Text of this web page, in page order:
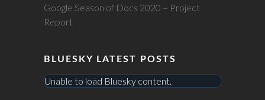
Google Season of Docs 2020 – Project
Report
BLUESKY LATEST POSTS
Unable to load Bluesky content.